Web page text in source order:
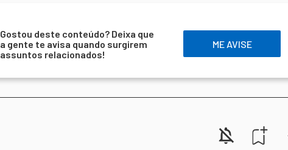
Gostou deste conteúdo? Deixa que
a gente te avisa quando surgirem
assuntos relacionados!
ME AVISE